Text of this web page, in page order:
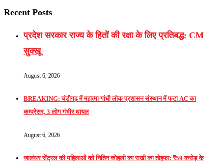
Recent Posts
प्रदेश सरकार राज्य के हितों की रक्षा के लिए प्रतिबद्ध: CM
सुक्खू
August 6, 2026
BREAKING: चंडीगढ़ में महात्मा गांधी लोक प्रशासन संस्थान में फटा AC का
कम्प्रेसर, 3 लोग गंभीर घायल
August 6, 2026
जालंधर सेंट्रल की महिलाओं को नितिन कोहली का राखी का तोहफा: ₹59 करोड़ के